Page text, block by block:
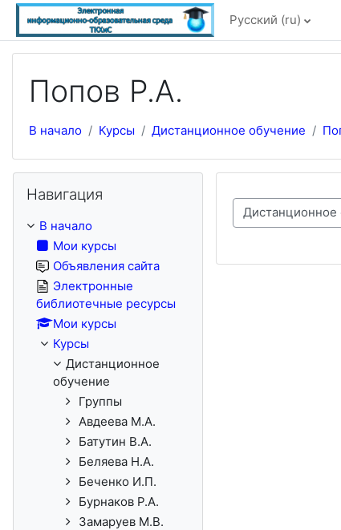
Перейти к основному содержанию
Русский ‎(ru)‎
Попов Р.А.
В начало Курсы Дистанционное обучение
Категории курсов
Навигация
В начало
Мои курсы
Объявления сайта
Электронные
библиотечные ресурсы
Мои курсы
Курсы
Дистанционное
обучение
Группы
Авдеева М.А.
Батутин В.А.
Беляева Н.А.
Беченко И.П.
Бурнаков Р.А.
Замаруев М.В.